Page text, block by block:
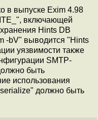
в выпуске Exim 4.98
включающей
Hints DB
-bV" выводится "Hints
уязвимости также
SMTP-
быть
использования
должно быть